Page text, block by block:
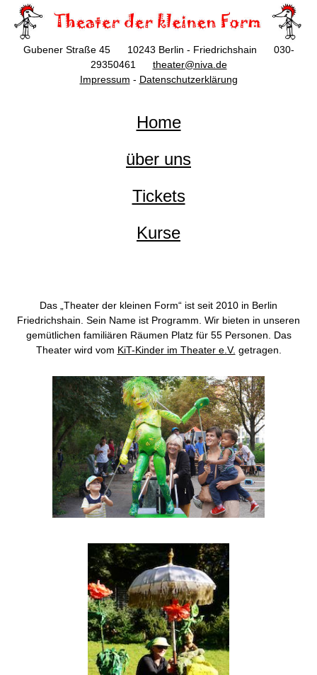
Gubener Straße 45 10243 Berlin - Friedrichshain 030-
29350461 theater@niva.de
Impressum - Datenschutzerklärung
Home
über uns
Tickets
Kurse
Das „Theater der kleinen Form“ ist seit 2010 in Berlin
Friedrichshain. Sein Name ist Programm. Wir bieten in unseren
gemütlichen familiären Räumen Platz für 55 Personen. Das
Theater wird vom KiT-Kinder im Theater e.V. getragen.